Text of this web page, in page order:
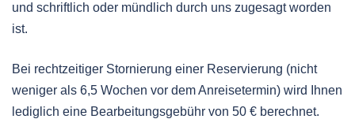
und schriftlich oder mündlich durch uns zugesagt worden
ist.
Bei rechtzeitiger Stornierung einer Reservierung (nicht
weniger als 6,5 Wochen vor dem Anreisetermin) wird Ihnen
lediglich eine Bearbeitungsgebühr von 50 € berechnet.